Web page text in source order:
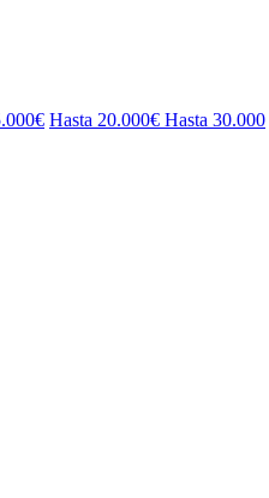
Hasta 20.000€ Hasta 30.000